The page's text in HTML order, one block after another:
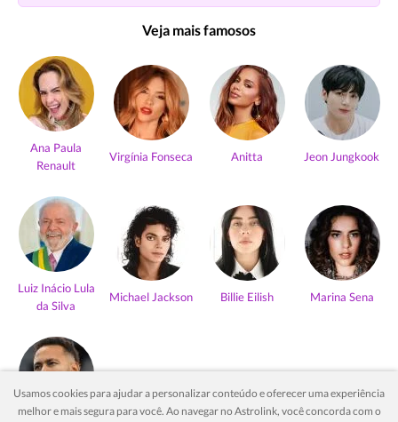
Veja mais famosos
Ana Paula
Renault
Virgínia Fonseca Anitta Jeon Jungkook
Luiz Inácio Lula
da Silva
Michael Jackson Billie Eilish Marina Sena
Usamos cookies para ajudar a personalizar conteúdo e oferecer uma experiência
melhor e mais segura para você. Ao navegar no Astrolink, você concorda com o